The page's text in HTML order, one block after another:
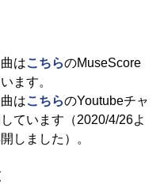
はこちらのMuseScore
ます。
はこちらのYoutubeチャ
ています（2020/4/26よ
しました）。